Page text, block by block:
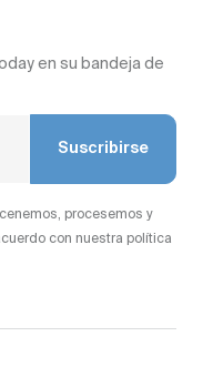
en su bandeja de
Suscribirse
procesemos y
con nuestra política